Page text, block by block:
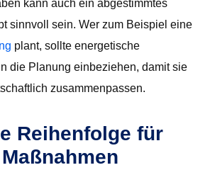
kann auch ein abgestimmtes
sinnvoll sein. Wer zum Beispiel eine
plant, sollte energetische
die Planung einbeziehen, damit sie
zusammenpassen.
Reihenfolge für